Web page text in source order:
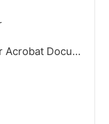
Comment faire pour redimensionner Acrobat Documents